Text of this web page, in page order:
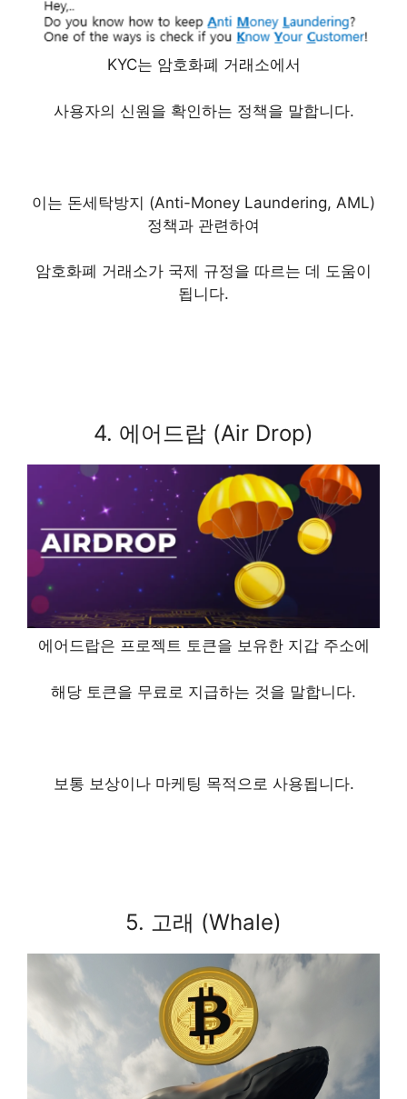
KYC는 암호화폐 거래소에서
사용자의 신원을 확인하는 정책을 말합니다.
이는 돈세탁방지 (Anti-Money Laundering, AML)
정책과 관련하여
암호화폐 거래소가 국제 규정을 따르는 데 도움이
됩니다.
4. 에어드랍 (Air Drop)
에어드랍은 프로젝트 토큰을 보유한 지갑 주소에
해당 토큰을 무료로 지급하는 것을 말합니다.
보통 보상이나 마케팅 목적으로 사용됩니다.
5. 고래 (Whale)